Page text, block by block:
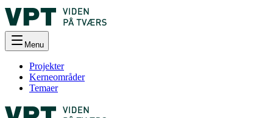
Menu
Projekter
Kerneområder
Temaer